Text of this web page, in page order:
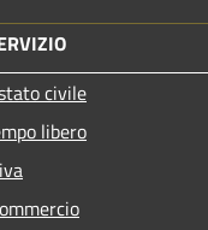
civile
libero